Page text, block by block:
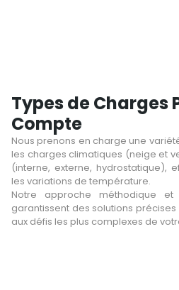
Types de Charges
Compte
Nous prenons en charge une
les charges climatiques (neige et
(interne, externe, hydrostatique),
les variations de température.
Notre approche méthodique
garantissent des solutions
aux défis les plus complexes de